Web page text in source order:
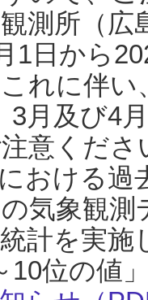
測所（
1日から
れに伴い
3月及び4
意くだ
おける過
の気象観
計を実
10位の値